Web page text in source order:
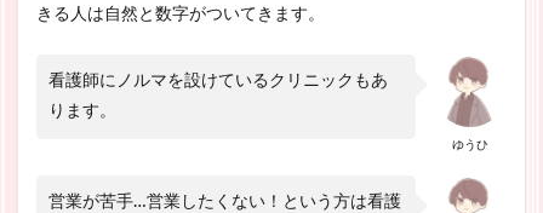
きる人は自然と数字がついてきます。
ゆうひ
看護師にノルマを設けているクリニックもあ
ります。
営業が苦手…営業したくない！という方は看護